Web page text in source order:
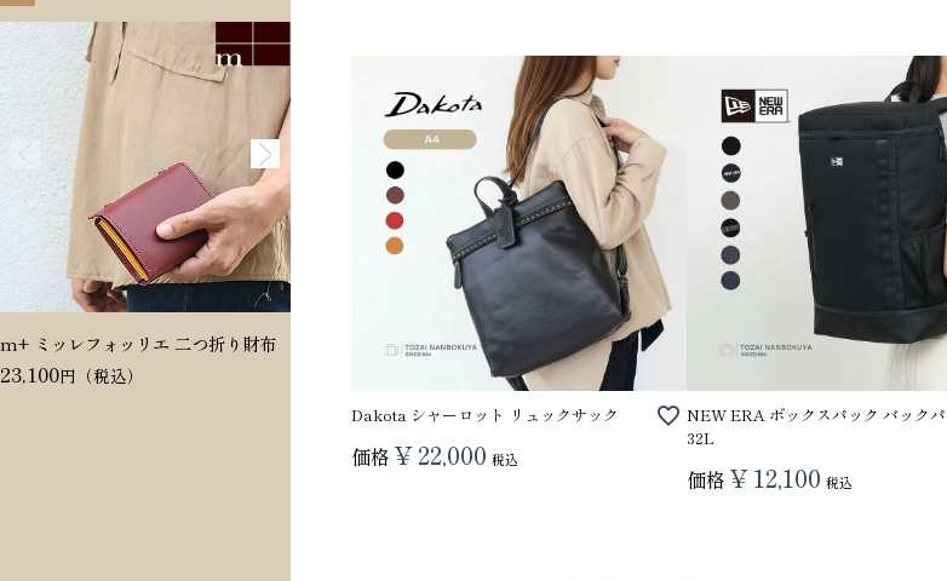
m+ ミッレフォッリエ 二つ折り財布
23,100
Dakota ヴィタミーナ 二つ折り財布
PORTER ポーター ウィロー ウエス
トバッグ
25,300
Dakota シャーロット リュックサック
価格 ¥ 22,000 税込
NEW ERA ボックスパック バック
32L
価格 ¥ 12,100 税込